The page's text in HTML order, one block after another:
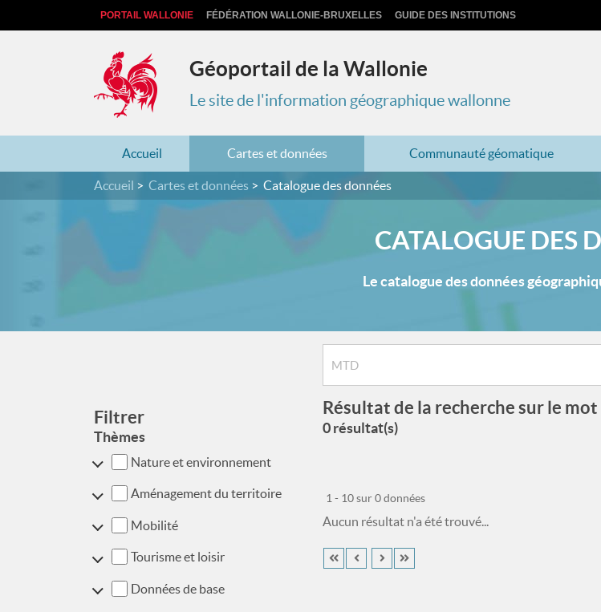
PORTAIL WALLONIE FÉDÉRATION WALLONIE-BRUXELLES GUIDE DES INSTITUTIONS
Géoportail de la Wallonie
Le site de l'information géographique wallonne
Accueil Cartes et données Communauté géomatique
Accueil Cartes et données Catalogue des données
CATALOGUE DES
Le catalogue des données
Filtrer
Thèmes
Nature et environnement
Aménagement du territoire
Mobilité
Tourisme et loisir
Données de base
Résultat de la recherche sur le
0 résultat(s)
1 - 10 sur 0 données
Aucun résultat n'a été trouvé...